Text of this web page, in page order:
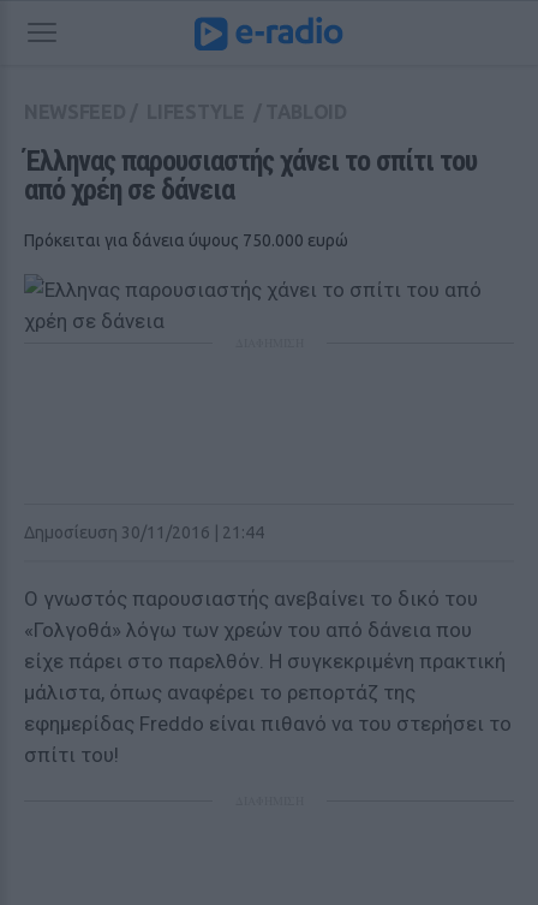
Έλληνας παρουσιαστής χάνει το σπίτι του
από χρέη σε δάνεια
Πρόκειται για δάνεια ύψους 750.000 ευρώ
Δημοσίευση 30/11/2016 | 21:44
Ο γνωστός παρουσιαστής ανεβαίνει το δικό του
«Γολγοθά» λόγω των χρεών του από δάνεια που
είχε πάρει στο παρελθόν. Η συγκεκριμένη πρακτική
μάλιστα, όπως αναφέρει το ρεπορτάζ της
εφημερίδας Freddo είναι πιθανό να του στερήσει το
σπίτι του!